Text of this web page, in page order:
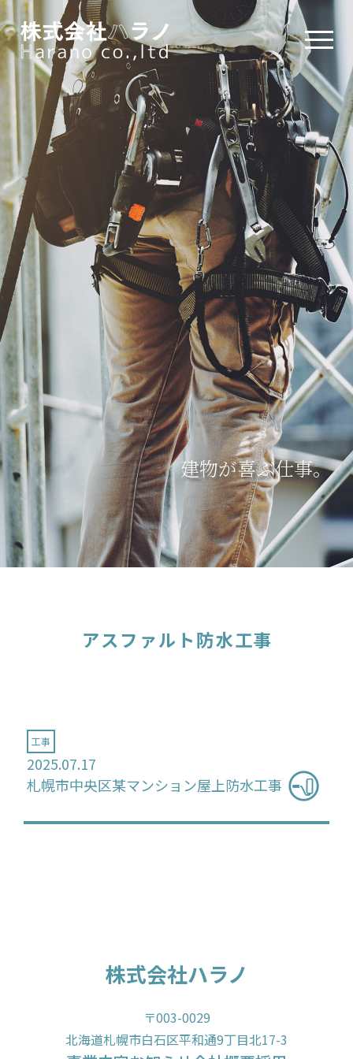
建物が喜ぶ仕事。
アスファルト防水工事
工事
2025.07.17
札幌市中央区某マンション屋上防水工事
株式会社ハラノ
〒003-0029
北海道札幌市白石区平和通9丁目北17-3